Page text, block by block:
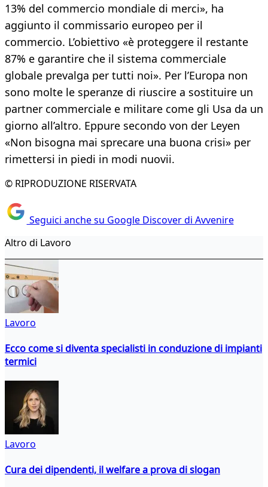
13% del commercio mondiale di merci», ha
aggiunto il commissario europeo per il
commercio. L’obiettivo «è proteggere il restante
87% e garantire che il sistema commerciale
globale prevalga per tutti noi». Per l’Europa non
sono molte le speranze di riuscire a sostituire un
partner commerciale e militare come gli Usa da un
giorno all’altro. Eppure secondo von der Leyen
«Non bisogna mai sprecare una buona crisi» per
rimettersi in piedi in modi nuovii.
© RIPRODUZIONE RISERVATA
Seguici anche su Google Discover di Avvenire
Altro di Lavoro
Lavoro
Ecco come si diventa specialisti in conduzione di impianti
termici
Lavoro
Cura dei dipendenti, il welfare a prova di slogan